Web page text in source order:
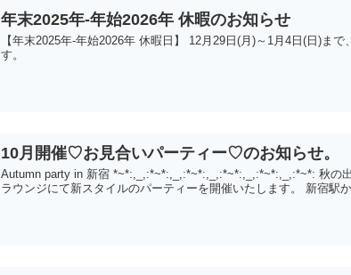
年末2025年-年始2026年 休暇のお知らせ
【年末2025年-年始2026年 休暇日】 12月29日(月)～1月4日(日)ま
す。
10月開催♡お見合いパーティー♡のお知らせ。
Autumn party in 新宿 *~*:,_,:*~*:,_,:*~*:,_,:*~*:,_,:*~*:,_,:*~*: 秋の
ラウンジにて新スタイルのパーティーを開催いたします。 新宿駅か